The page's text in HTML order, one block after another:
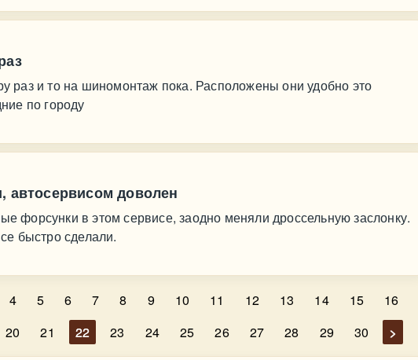
раз и то на шиномонтаж пока. Расположены они удобно это
по городу
автосервисом доволен
форсунки в этом сервисе, заодно меняли дроссельную заслонку.
быстро сделали.
4 5 6 7 8 9 10 11 12 13 14 15
16
20 21 22 23 24 25 26 27 28 29 30 >